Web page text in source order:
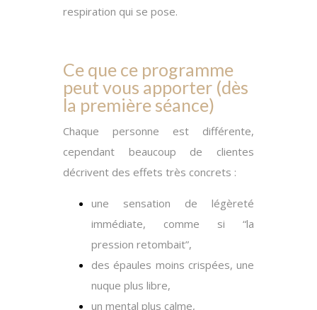
respiration qui se pose.
Ce que ce programme
peut vous apporter (dès
la première séance)
Chaque personne est différente,
cependant beaucoup de clientes
décrivent des effets très concrets :
une sensation de légèreté
immédiate, comme si “la
pression retombait”,
des épaules moins crispées, une
nuque plus libre,
un mental plus calme,